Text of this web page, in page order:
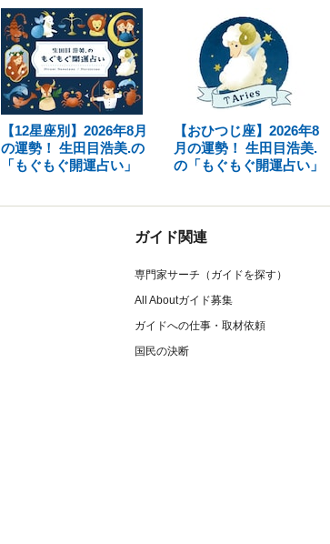
【12星座別】2026年8月
の運勢！ 生田目浩美.の
「もぐもぐ開運占い」
【おひつじ座】2026年8
月の運勢！ 生田目浩美.
の「もぐもぐ開運占い」
ガイド関連
専門家サーチ（ガイドを探す）
All Aboutガイド募集
ガイドへの仕事・取材依頼
国民の決断